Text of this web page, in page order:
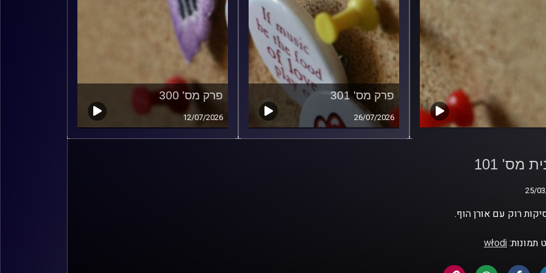
25/
פרק מס' 301
26/07/2026
פרק מס' 300
12/07/2026
מס' 101
25/
רוק עם אורן הוף.
תמונות:włodi